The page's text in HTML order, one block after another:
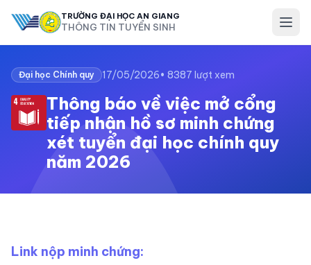
TRƯỜNG ĐẠI HỌC AN GIANG
THÔNG TIN TUYỂN SINH
Đại học Chính quy 17/05/2026• 8387 lượt xem
Thông báo về việc mở cổng
tiếp nhận hồ sơ minh chứng
xét tuyển đại học chính quy
năm 2026
Link nộp minh chứng: